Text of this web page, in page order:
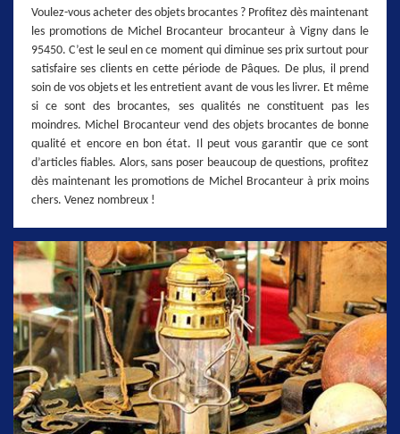
Voulez-vous acheter des objets brocantes ? Profitez dès maintenant
les promotions de Michel Brocanteur brocanteur à Vigny dans le
95450. C’est le seul en ce moment qui diminue ses prix surtout pour
satisfaire ses clients en cette période de Pâques. De plus, il prend
soin de vos objets et les entretient avant de vous les livrer. Et même
si ce sont des brocantes, ses qualités ne constituent pas les
moindres. Michel Brocanteur vend des objets brocantes de bonne
qualité et encore en bon état. Il peut vous garantir que ce sont
d’articles fiables. Alors, sans poser beaucoup de questions, profitez
dès maintenant les promotions de Michel Brocanteur à prix moins
chers. Venez nombreux !